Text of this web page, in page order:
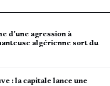
d’une agression à
algérienne sort du
: la capitale lance une